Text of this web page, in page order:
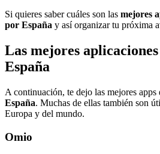
Si quieres saber cuáles son las mejores
por España y así organizar tu próxima
Las mejores
España
A continuación, te dejo las mejores apps
España. Muchas de ellas también son
Europa y del mundo.
Omio